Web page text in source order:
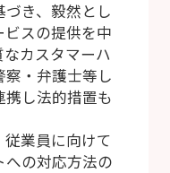
き、毅然とし
ビスの提供を中
カスタマーハ
察・弁護士等し
携し法的措置も
従業員に向けて
への対応方法の